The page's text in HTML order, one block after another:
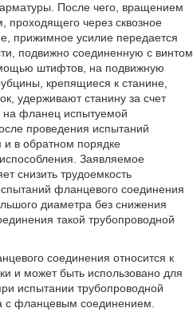
После чего, вращением
проходящего через сквозное
прижимное усилие передается
подвижно соединенную с винтом
штифтов, на подвижную
крепящиеся к станине,
удерживают станину за счет
на фланец испытуемой
проведения испытаний
и в обратном порядке
Заявляемое
снизить трудоемкость
фланцевого соединения
диаметра без снижения
такой трубопроводной
соединения относится к
и может быть использовано для
испытании трубопроводной
с фланцевым соединением.